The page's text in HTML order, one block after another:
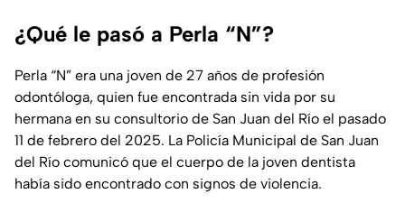
¿Qué le pasó a Perla “N”?
Perla “N” era una joven de 27 años de profesión
odontóloga, quien fue encontrada sin vida por su
hermana en su consultorio de San Juan del Río el pasado
11 de febrero del 2025. La Policía Municipal de San Juan
del Río comunicó que el cuerpo de la joven dentista
había sido encontrado con signos de violencia.